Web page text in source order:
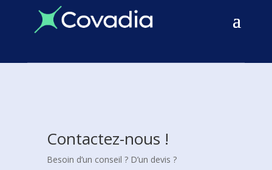
Contactez-nous !
Besoin d’un conseil ? D’un devis ?